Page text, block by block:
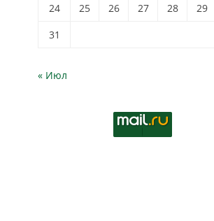
24
25 26 27 28 29
31
« Июл